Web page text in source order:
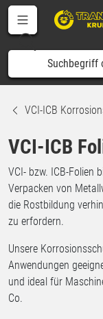
VCI-ICB
VCI-ICB
VCI- bzw. ICB-Folien
Verpacken von
die Rostbildung
zu erfordern.
Unsere
Anwendungen
und ideal für
Co.